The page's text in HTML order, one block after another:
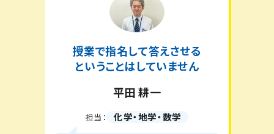
授業で指名して答えさせる
ということはしていません
平田 耕一
担当： 化学・地学・数学